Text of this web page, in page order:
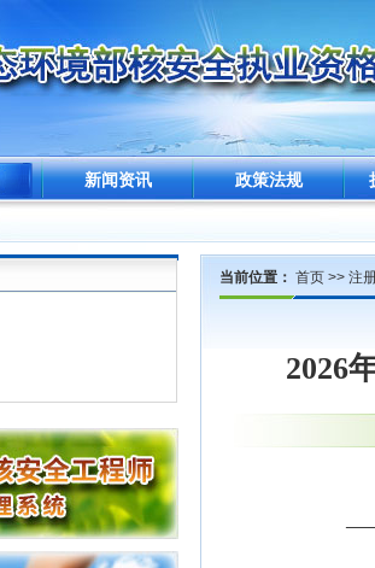
新闻资讯 政策法规
当前位置： 首页 >> 注
2026